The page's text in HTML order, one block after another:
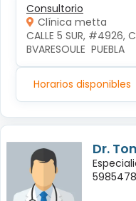
Consultorio
Clínica metta
CALLE 5 SUR, #4926,
BVARESOULE  PUEBLA
Horarios disponibles
Dr.